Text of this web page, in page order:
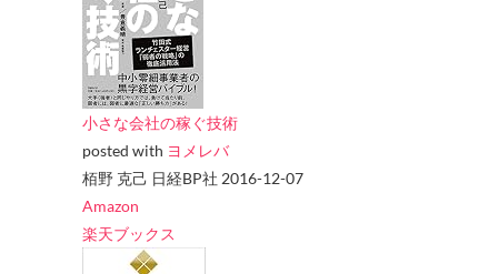
小さな会社の稼ぐ技術
posted with ヨメレバ
栢野 克己 日経BP社 2016-12-07
Amazon
楽天ブックス